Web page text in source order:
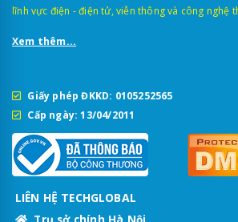
Khác với định vị GPS thông thường chỉ xác
cá nhân), thiết bị hành trình xe này là phiên
trị pháp lý bắt buộc cho xe vận tải. Thiết bị
xe (RFID) để ghi nhận tên tài xế, có cổng trích
buộc phải truyền dữ liệu liên tục về Bộ Công
lĩnh vực điện - điện tử, viễn thông và công nghệ
Xem thêm...
Giấy phép ĐKKD: 0105252565
Cấp ngày: 13/04/2011
LIÊN HỆ TECHGLOBAL